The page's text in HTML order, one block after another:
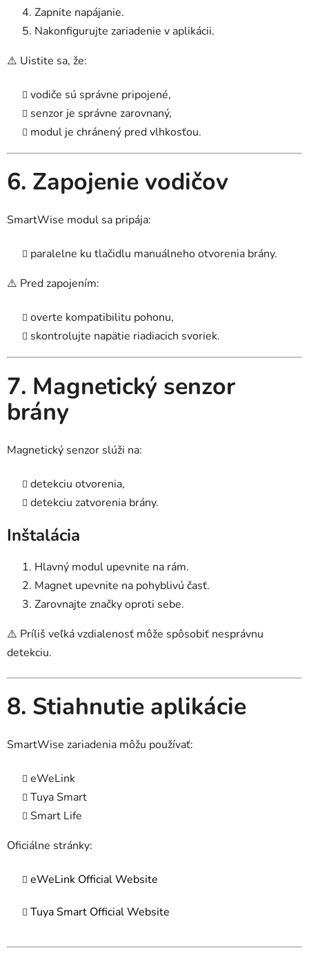
Zapnite napájanie.
Nakonfigurujte zariadenie v aplikácii.
⚠️ Uistite sa, že:
vodiče sú správne pripojené,
senzor je správne zarovnaný,
modul je chránený pred vlhkosťou.
6. Zapojenie vodičov
SmartWise modul sa pripája:
paralelne ku tlačidlu manuálneho otvorenia brány.
⚠️ Pred zapojením:
overte kompatibilitu pohonu,
skontrolujte napätie riadiacich svoriek.
7. Magnetický senzor
brány
Magnetický senzor slúži na:
detekciu otvorenia,
detekciu zatvorenia brány.
Inštalácia
Hlavný modul upevnite na rám.
Magnet upevnite na pohyblivú časť.
Zarovnajte značky oproti sebe.
⚠️ Príliš veľká vzdialenosť môže spôsobiť nesprávnu
detekciu.
8. Stiahnutie aplikácie
SmartWise zariadenia môžu používať:
eWeLink
Tuya Smart
Smart Life
Oficiálne stránky:
eWeLink Official Website
Tuya Smart Official Website